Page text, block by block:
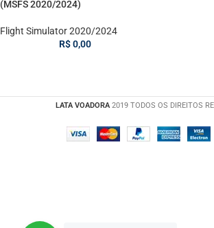
(MSFS 2020/2024)
Flight Simulator 2020/2024
R$0,00
LATA VOADORA 2019 TODOS OS DIREITOS